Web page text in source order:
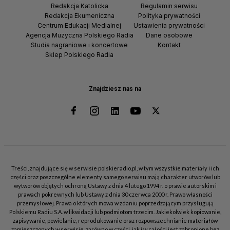
Znajdziesz nas na
Redakcja Katolicka
Redakcja Ekumeniczna
Centrum Edukacji Medialnej
Agencja Muzyczna Polskiego Radia
Studia nagraniowe i koncertowe
Sklep Polskiego Radia
Regulamin serwisu
Polityka prywatności
Ustawienia prywatności
Dane osobowe
Kontakt
Treści, znajdujące się w serwisie polskieradio.pl, w tym wszystkie materiały i ich
części oraz poszczególne elementy samego serwisu mają charakter utworów lub
wytworów objętych ochroną Ustawy z dnia 4 lutego 1994 r. o prawie autorskim i
prawach pokrewnych lub Ustawy z dnia 30 czerwca 2000 r. Prawo własności
przemysłowej. Prawa o których mowa w zdaniu poprzedzającym przysługują
Polskiemu Radiu S.A. w likwidacji lub podmiotom trzecim. Jakiekolwiek kopiowanie,
zapisywanie, powielanie, reprodukowanie oraz rozpowszechnianie materiałów